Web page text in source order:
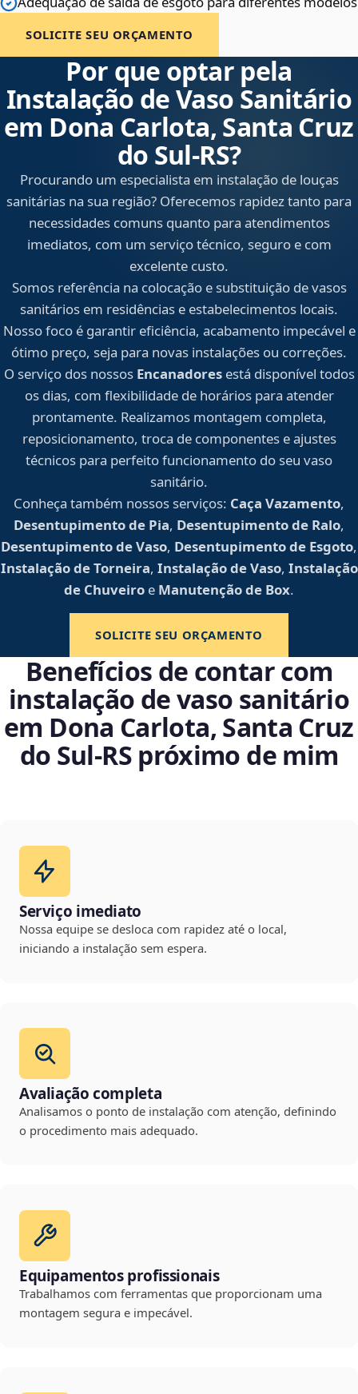
SOLICITE SEU ORÇAMENTO
Por que optar pela
Instalação de Vaso Sanitário
em Dona Carlota, Santa Cruz
do Sul‑RS?
Procurando um especialista em instalação de louças
sanitárias na sua região? Oferecemos rapidez tanto para
necessidades comuns quanto para atendimentos
imediatos, com um serviço técnico, seguro e com
excelente custo.
Somos referência na colocação e substituição de vasos
sanitários em residências e estabelecimentos locais.
Nosso foco é garantir eficiência, acabamento impecável e
ótimo preço, seja para novas instalações ou correções.
O serviço dos nossos Encanadoresestá disponível todos
os dias, com flexibilidade de horários para atender
prontamente. Realizamos montagem completa,
reposicionamento, troca de componentes e ajustes
técnicos para perfeito funcionamento do seu vaso
sanitário.
Conheça também nossos serviços: Caça Vazamento,
Desentupimento de Pia, Desentupimento de Ralo,
Desentupimento de Vaso, Desentupimento de Esgoto,
Instalação de Torneira, Instalação de Vaso, Instalação
de Chuveiro e Manutenção de Box.
SOLICITE SEU ORÇAMENTO
Benefícios de contar com
instalação de vaso sanitário
em Dona Carlota, Santa Cruz
do Sul‑RS próximo de mim
Serviço imediato
Nossa equipe se desloca com rapidez até o local,
iniciando a instalação sem espera.
Avaliação completa
Analisamos o ponto de instalação com atenção, definindo
o procedimento mais adequado.
Equipamentos profissionais
Trabalhamos com ferramentas que proporcionam uma
montagem segura e impecável.